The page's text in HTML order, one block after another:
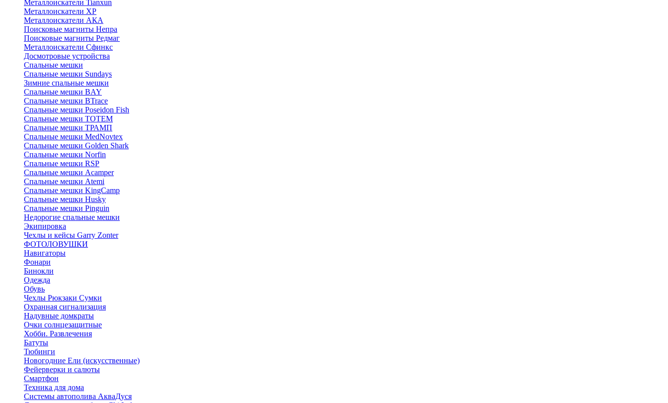
Металлоискатели Tianxun
Металлоискатели XP
Металлоискатели АКА
Поисковые магниты Непра
Поисковые магниты Редмаг
Металлоискатели Сфинкс
Досмотровые устройства
Спальные мешки
Спальные мешки Sundays
Зимние спальные мешки
Спальные мешки BAY
Спальные мешки BTrace
Спальные мешки Poseidon Fish
Спальные мешки ТОТЕМ
Спальные мешки ТРАМП
Cпальные мешки MedNovtex
Спальные мешки Golden Shark
Спальные мешки Norfin
Спальные мешки RSP
Спальные мешки Acamper
Спальные мешки Atemi
Спальные мешки KingCamp
Спальные мешки Husky
Спальные мешки Pinguin
Недорогие спальные мешки
Экипировка
Чехлы и кейсы Garry Zonter
ФОТОЛОВУШКИ
Навигаторы
Фонари
Бинокли
Одежда
Обувь
Чехлы Рюкзаки Сумки
Охранная сигнализация
Надувные домкраты
Очки солнцезащитные
Хобби. Развлечения
Батуты
Тюбинги
Новогодние Ели (искусственные)
Фейерверки и салюты
Смартфон
Техника для дома
Системы автополива АкваДуся